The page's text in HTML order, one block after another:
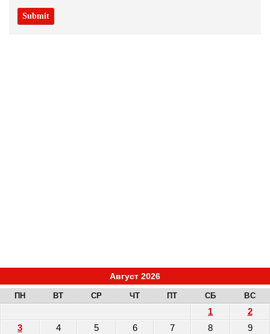
Август 2026
ПН ВТ СР ЧТ ПТ СБ ВС
1
2
3
4 5 6 7 8
9